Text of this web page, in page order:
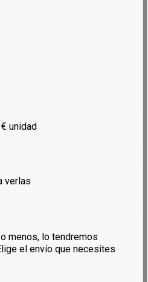
unidad
verlas
o menos, lo tendremos
el envío que necesites